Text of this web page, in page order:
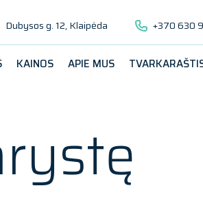
Dubysos g. 12, Klaipėda +370 630
KAINOS APIE MUS